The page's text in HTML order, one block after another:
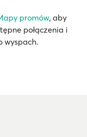
promów, aby
połączenia i
wyspach.